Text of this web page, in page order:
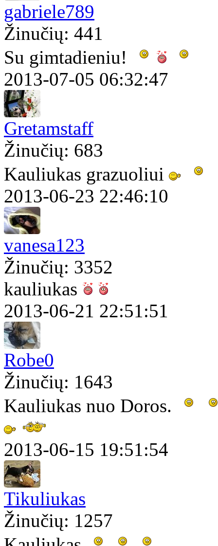
gabriele789
Žinučių: 441
Su gimtadieniu!
2013-07-05 06:32:47
Gretamstaff
Žinučių: 683
Kauliukas grazuoliui
2013-06-23 22:46:10
vanesa123
Žinučių: 3352
kauliukas
2013-06-21 22:51:51
Robe0
Žinučių: 1643
Kauliukas nuo Doros.
2013-06-15 19:51:54
Tikuliukas
Žinučių: 1257